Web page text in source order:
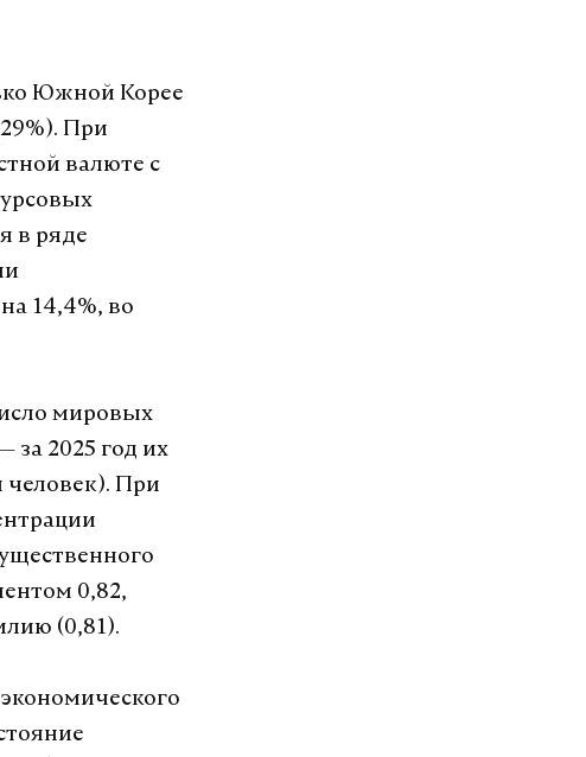
Южной Корее
При
валюте с
в ряде
14,4%, во
мировых
за 2025 год их
человек). При
0,82,
(0,81).